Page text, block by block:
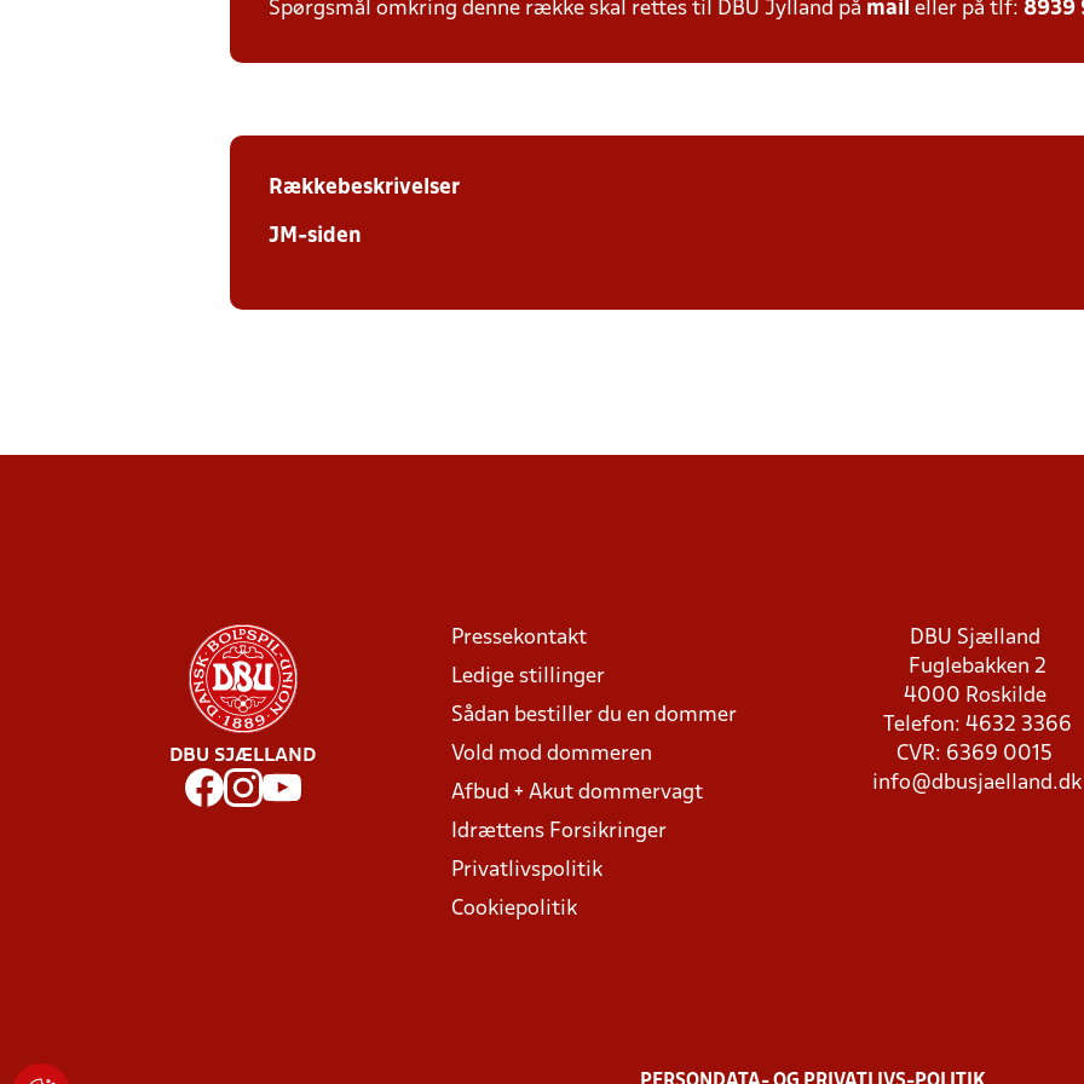
Spørgsmål omkring denne række skal rettes til DBU Jylland på mail eller på tlf: 8939
Rækkebeskrivelser
JM-siden
DBU SJÆLLAND
Pressekontakt
Ledige stillinger
Sådan bestiller du en dommer
Vold mod dommeren
Afbud + Akut dommervagt
Idrættens Forsikringer
Privatlivspolitik
Cookiepolitik
DBU Sjælland
Fuglebakken 2
4000 Roskilde
Telefon: 4632 3366
CVR: 6369 0015
info@dbusjaelland.dk